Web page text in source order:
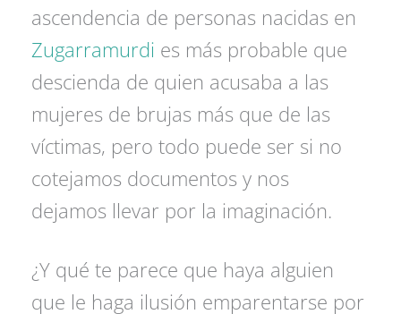
ascendencia de personas nacidas en
Zugarramurdi es más probable que
descienda de quien acusaba a las
mujeres de brujas más que de las
víctimas, pero todo puede ser si no
cotejamos documentos y nos
dejamos llevar por la imaginación.
¿Y qué te parece que haya alguien
que le haga ilusión emparentarse por